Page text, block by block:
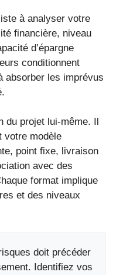
à analyser votre
financière, niveau
d’épargne
conditionnent
absorber les imprévus
projet lui-même. Il
votre modèle
point fixe, livraison
avec des
format implique
et des niveaux
doit précéder
Identifiez vos